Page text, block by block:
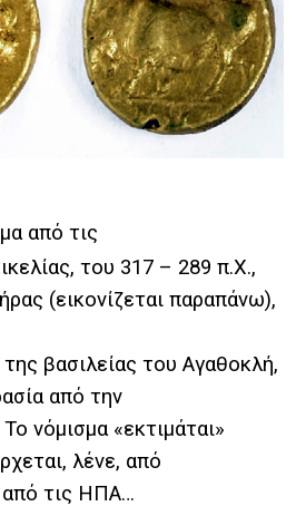
από τις
του 317 – 289 π.Χ.,
(εικονίζεται παραπάνω),
της βασιλείας του Αγαθοκλή,
από την
Το νόμισμα «εκτιμάται»
λένε, από
από τις ΗΠΑ…